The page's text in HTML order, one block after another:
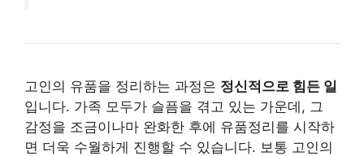
고인의 유품을 정리하는 과정은 정신적으로 힘든 일
입니다. 가족 모두가 슬픔을 겪고 있는 가운데, 그
감정을 조금이나마 완화한 후에 유품정리를 시작하
면 더욱 수월하게 진행할 수 있습니다. 보통 고인의